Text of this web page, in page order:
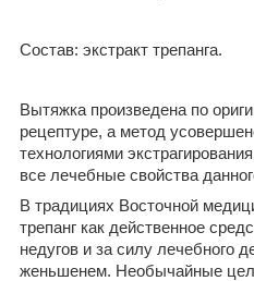
Состав: экстракт трепанга.
Вытяжка произведена по
рецептуре, а метод
технологиями
все лечебные свойства
В традициях Восточной
трепанг как действенное
недугов и за силу лечебного
женьшенем. Необычайные